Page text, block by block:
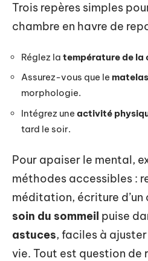
Trois repères simples
chambre en havre de
Réglez la température de la
Assurez-vous que le matelas
morphologie.
Intégrez une activité
tard le soir.
Pour apaiser le mental,
méthodes accessibles :
méditation, écriture d’un
soin du sommeil puise
astuces, faciles à
vie. Tout est question de